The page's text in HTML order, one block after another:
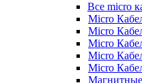
Все micro
Micro
Micro
Micro
Micro
Micro